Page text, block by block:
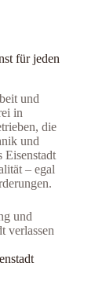
für jeden
und
in
die
und
Eisenstadt
– egal
und
verlassen